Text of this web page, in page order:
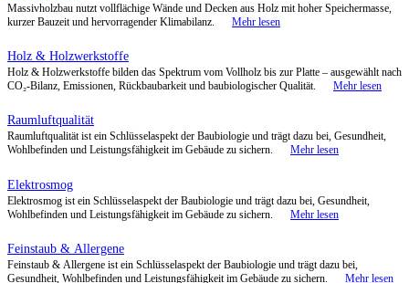
Scheunenwohnung und Stall auf dem Flusshof
Umbau eines ehemaligen Stall- und Scheunengebäudes zu
Veranstaltungsstall und Haustechnik-Zentrale mit Naturbaustoffen,
Solarthermie und Zentralstaubsauger für ein wohngesundes Umfeld.
Gesundes Ferienhaus auf dem Flusshof
Sanierung eines Backsteinhauses zum ökologischen Ferienhaus mit
Innendämmung, Lehmputz, Flächenheizungen, Solarthermie,
Naturstein- sowie Holzböden für ein wohngesundes Raumklima.